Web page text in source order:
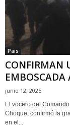
Pais
CONFIRMAN
EMBOSCADA
junio 12, 2025
El vocero del
Choque, confirmó la
en el...